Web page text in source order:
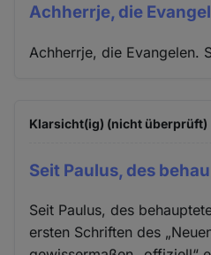
Achherrje, die
Achherrje, die Evangelen.
Klarsicht(ig) (nicht überprüft)
Seit Paulus, des
Seit Paulus, des
ersten Schriften des